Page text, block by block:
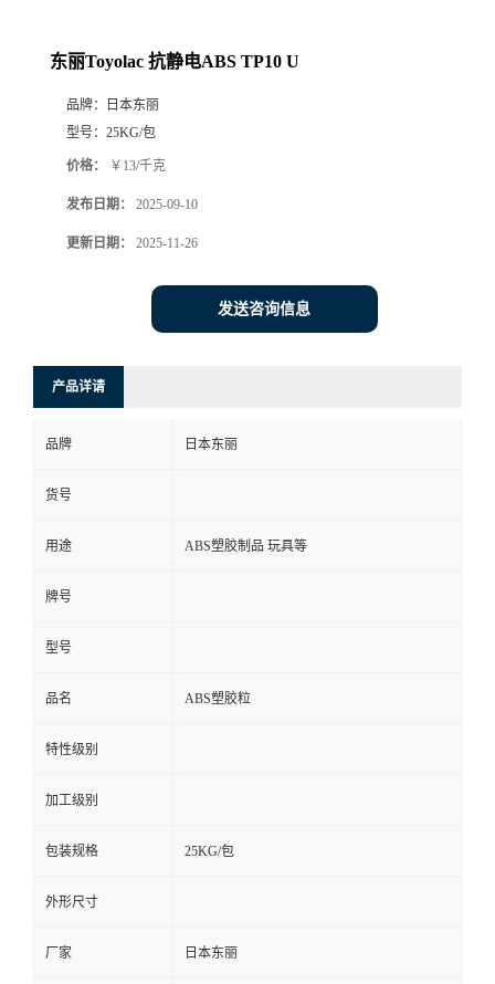
东丽Toyolac 抗静电ABS TP10 U
品牌：
日本东丽
型号： 25KG/包
价格： ￥13/千克
发布日期： 2025-09-10
更新日期： 2025-11-26
发送咨询信息
产品详请
品牌 日本东丽
货号
用途 ABS塑胶制品 玩具等
牌号
型号
品名 ABS塑胶粒
特性级别
加工级别
包装规格 25KG/包
外形尺寸
厂家 日本东丽